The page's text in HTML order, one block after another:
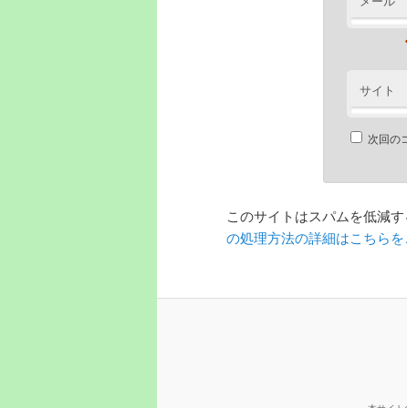
サイト
次回の
このサイトはスパムを低減
の処理方法の詳細はこちら